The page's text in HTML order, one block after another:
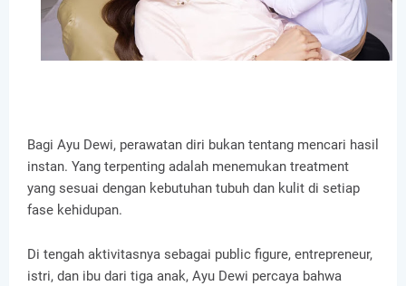
Bagi Ayu Dewi, perawatan diri bukan tentang mencari hasil
instan. Yang terpenting adalah menemukan treatment
yang sesuai dengan kebutuhan tubuh dan kulit di setiap
fase kehidupan.
Di tengah aktivitasnya sebagai public figure, entrepreneur,
istri, dan ibu dari tiga anak, Ayu Dewi percaya bahwa